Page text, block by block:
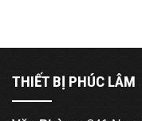
THIẾT BỊ PHÚC LÂM